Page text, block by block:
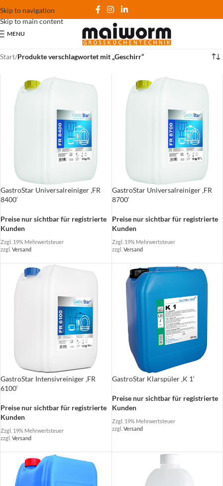
Skip to navigation
Skip to main content
MENU
Start/Produkte verschlagwortet mit „Geschirr“
GastroStar Universalreiniger ‚FR
8400‘
Preise nur sichtbar für registrierte
Kunden
Zzgl. 19% Mehrwertsteuer
zzgl. Versand
GastroStar Universalreiniger ‚FR
8700‘
Preise nur sichtbar für registrierte
Kunden
Zzgl. 19% Mehrwertsteuer
zzgl. Versand
GastroStar Intensivreiniger ‚FR
6100‘
Preise nur sichtbar für registrierte
Kunden
Zzgl. 19% Mehrwertsteuer
zzgl. Versand
GastroStar Klarspüler ‚K 1‘
Preise nur sichtbar für registrierte
Kunden
Zzgl. 19% Mehrwertsteuer
zzgl. Versand